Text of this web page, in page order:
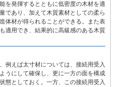
を発揮するとともに低密度の木材を適
であり、加えて木質素材としての柔ら
体材が得られることができる。また表
適用でき、結果的に高級感のある木質
例えば太寸材については、接続用受入
うにして確保し、更に一方の面を構成
態としておく。一方、この接続用受入